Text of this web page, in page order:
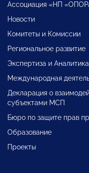
Ассоциация «НП
Новости
Комитеты и Комиссии
Региональное развитие
Экспертиза и Аналитика
Международная
Декларация о
субъектами МСП
Бюро по защите прав
Образование
Проекты